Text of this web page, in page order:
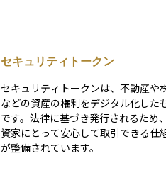
セキュリティトークン
セキュリティトークンは、不動産や
などの資産の権利をデジタル化した
です。法律に基づき発行されるため
資家にとって安心して取引できる仕
が整備されています。